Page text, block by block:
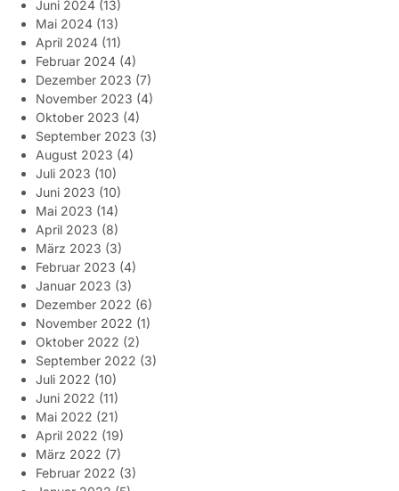
Juni 2024 (13)
Mai 2024 (13)
April 2024 (11)
Februar 2024 (4)
Dezember 2023 (7)
November 2023 (4)
Oktober 2023 (4)
September 2023 (3)
August 2023 (4)
Juli 2023 (10)
Juni 2023 (10)
Mai 2023 (14)
April 2023 (8)
März 2023 (3)
Februar 2023 (4)
Januar 2023 (3)
Dezember 2022 (6)
November 2022 (1)
Oktober 2022 (2)
September 2022 (3)
Juli 2022 (10)
Juni 2022 (11)
Mai 2022 (21)
April 2022 (19)
März 2022 (7)
Februar 2022 (3)